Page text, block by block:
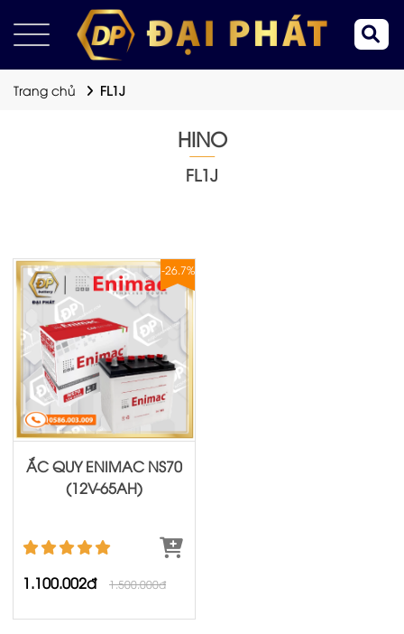
Trang chủ FL1J
HINO
FL1J
-26.7%
ẮC QUY ENIMAC NS70
(12V-65AH)
1.100.002đ 1.500.000đ